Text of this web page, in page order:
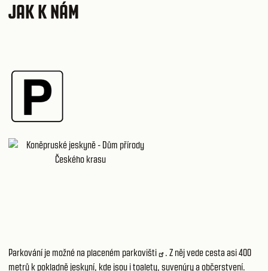
JAK K NÁM
Parkování je možné na placeném parkovišti
. Z něj vede cesta asi 400
metrů k pokladně jeskyní, kde jsou i toalety, suvenýry a občerstvení.